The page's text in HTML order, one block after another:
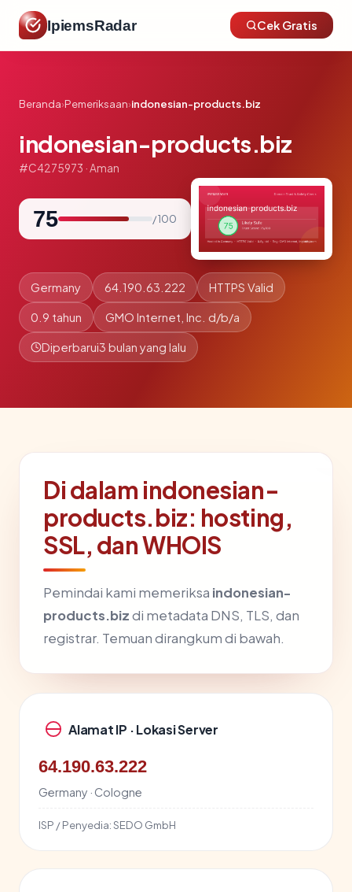
IpiemsRadar Cek Gratis
Beranda›Pemeriksaan›indonesian-products.biz
indonesian-products.biz
#C4275973 · Aman
75 / 100
Germany 64.190.63.222 HTTPS Valid
0.9 tahun GMO Internet, Inc. d/b/a
Diperbarui3 bulan yang lalu
Di dalam indonesian-
products.biz: hosting,
SSL, dan WHOIS
Pemindai kami memeriksa indonesian-
products.bizdi metadata DNS, TLS, dan
registrar. Temuan dirangkum di bawah.
Alamat IP · Lokasi Server
64.190.63.222
Germany · Cologne
ISP / Penyedia:SEDO GmbH